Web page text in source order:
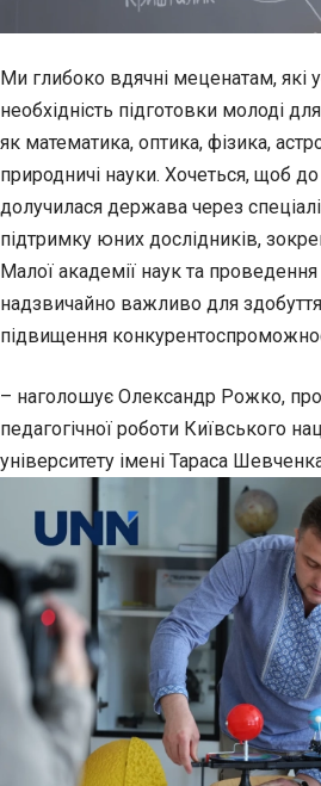
Ми глибоко вдячні меценатам,
необхідність підготовки молоді
як математика, оптика, фізика,
природничі науки. Хочеться, щоб до
долучилася держава через
підтримку юних дослідників,
Малої академії наук та
надзвичайно важливо для
підвищення
– наголошує Олександр Рожко,
педагогічної роботи Київського
університету імені Тараса